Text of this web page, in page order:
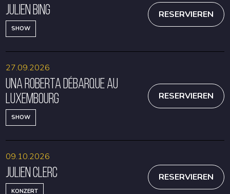
Julien Bing
SHOW
RESERVIEREN
Una Roberta débarque au
Luxembourg
SHOW
27.09.2026
RESERVIEREN
Julien Clerc
KONZERT
09.10.2026
RESERVIEREN